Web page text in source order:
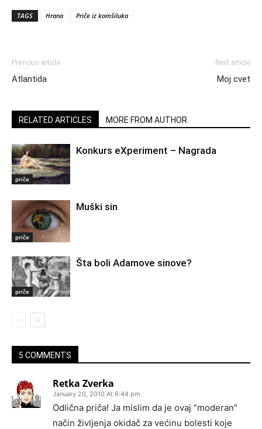
TAGS Hrana Priče iz komšiluka
Previous article
Atlantida
Next article
Moj cvet
RELATED ARTICLES MORE FROM AUTHOR
priče
Konkurs eXperiment – Nagrada
priče
Muški sin
priče
Šta boli Adamove sinove?
5 COMMENTS
Retka Zverka
January 20, 2010 At 6:44 pm
Odlična priča! Ja mislim da je ovaj “moderan”
način življenja okidač za većinu bolesti koje